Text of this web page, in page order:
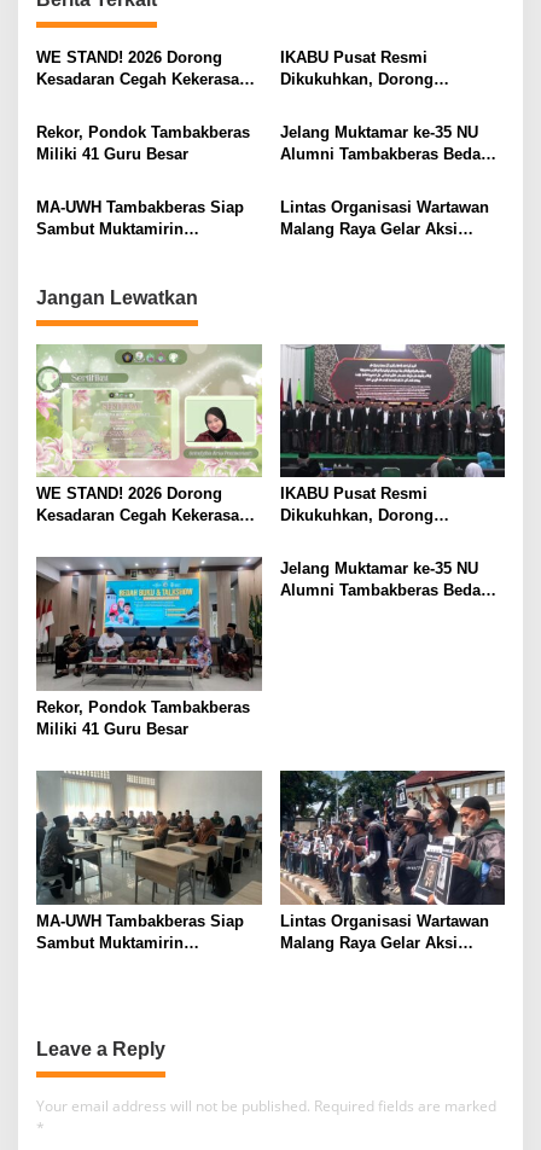
a
v
g
a
t
i
n
WE STAND! 2026 Dorong
Kesadaran Cegah Kekerasan
IKABU Pusat Resmi
Dikukuhkan, Dorong
Alumni
Rekor, Pondok Tambakberas
Miliki 41 Guru Besar
Jelang Muktamar ke-35 NU
Alumni Tambakberas Bedah
MA-UWH Tambakberas Siap
Sambut Muktamirin
Lintas Organisasi Wartawan
Malang Raya Gelar Aksi
Jangan Lewatkan
WE STAND! 2026 Dorong
Kesadaran Cegah Kekerasan
IKABU Pusat Resmi
Dikukuhkan, Dorong
Alumni
Rekor, Pondok Tambakberas
Miliki 41 Guru Besar
Jelang Muktamar ke-35 NU
Alumni Tambakberas Bedah
MA-UWH Tambakberas Siap
Sambut Muktamirin
Lintas Organisasi Wartawan
Malang Raya Gelar Aksi
Leave a Reply
Your email address will not be published. Required fields are marked
*